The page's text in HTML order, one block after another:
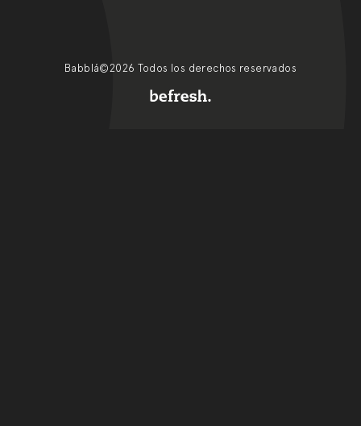
Babblá©2026 Todos los derechos reservados